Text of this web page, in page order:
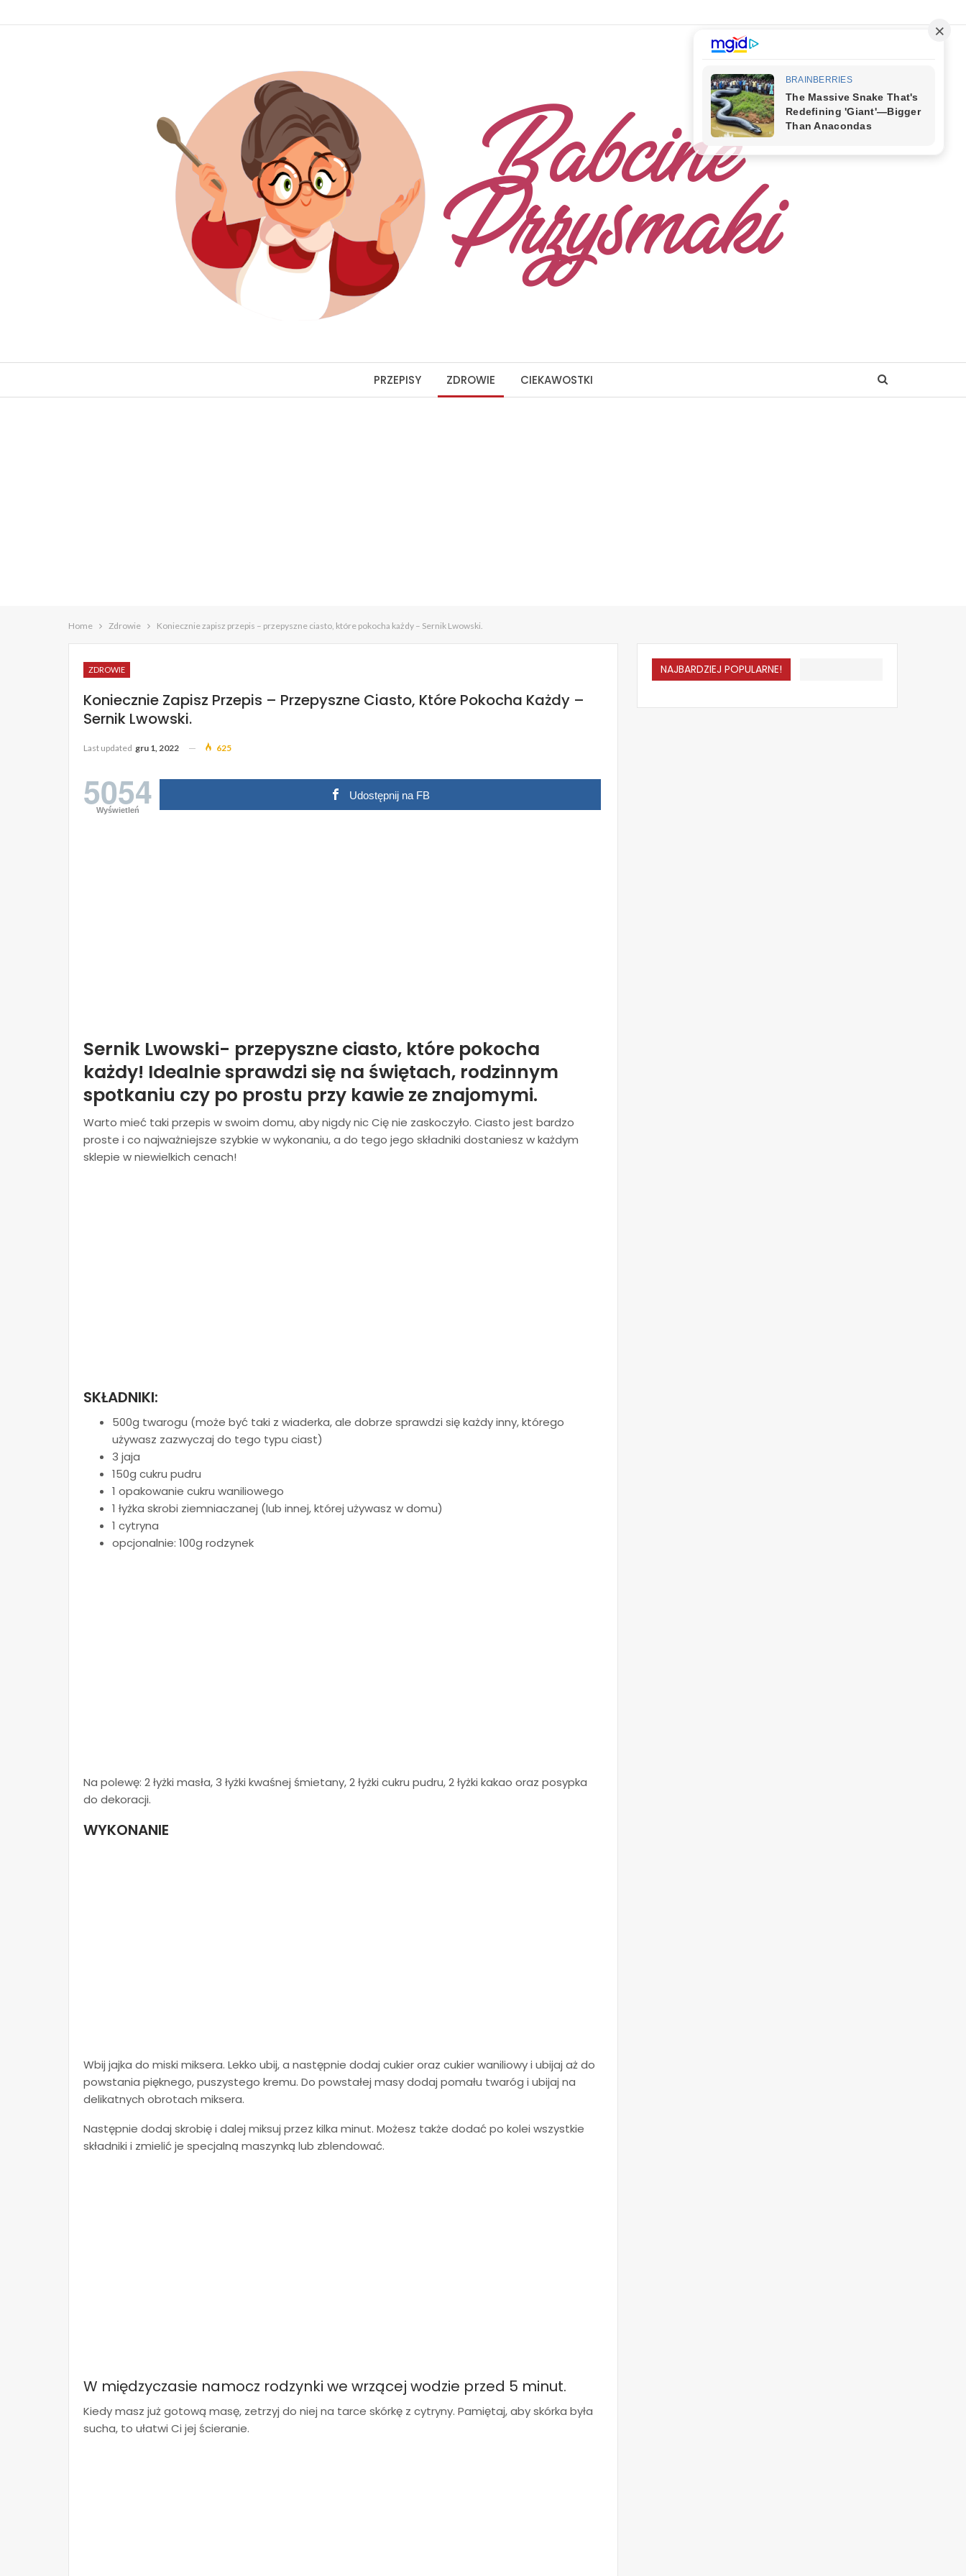
PRZEPISY ZDROWIE CIEKAWOSTKI
Home Zdrowie Koniecznie zapisz przepis – przepyszne ciasto, które pokocha każdy – Sernik Lwowski.
ZDROWIE
Koniecznie Zapisz Przepis – Przepyszne Ciasto, Które Pokocha Każdy –
Sernik Lwowski.
Last updated gru 1, 2022 625
5054
Wyświetleń
Udostępnij na FB
Sernik Lwowski- przepyszne ciasto, które pokocha
każdy! Idealnie sprawdzi się na świętach, rodzinnym
spotkaniu czy po prostu przy kawie ze znajomymi.
Warto mieć taki przepis w swoim domu, aby nigdy nic Cię nie zaskoczyło. Ciasto jest bardzo
proste i co najważniejsze szybkie w wykonaniu, a do tego jego składniki dostaniesz w każdym
sklepie w niewielkich cenach!
SKŁADNIKI:
500g twarogu (może być taki z wiaderka, ale dobrze sprawdzi się każdy inny, którego
używasz zazwyczaj do tego typu ciast)
3 jaja
150g cukru pudru
1 opakowanie cukru waniliowego
1 łyżka skrobi ziemniaczanej (lub innej, której używasz w domu)
1 cytryna
opcjonalnie: 100g rodzynek
Na polewę: 2 łyżki masła, 3 łyżki kwaśnej śmietany, 2 łyżki cukru pudru, 2 łyżki kakao oraz posypka
do dekoracji.
WYKONANIE
Wbij jajka do miski miksera. Lekko ubij, a następnie dodaj cukier oraz cukier waniliowy i ubijaj aż do
powstania pięknego, puszystego kremu. Do powstałej masy dodaj pomału twaróg i ubijaj na
delikatnych obrotach miksera.
Następnie dodaj skrobię i dalej miksuj przez kilka minut. Możesz także dodać po kolei wszystkie
składniki i zmielić je specjalną maszynką lub zblendować.
W międzyczasie namocz rodzynki we wrzącej wodzie przed 5 minut.
Kiedy masz już gotową masę, zetrzyj do niej na tarce skórkę z cytryny. Pamiętaj, aby skórka była
sucha, to ułatwi Ci jej ścieranie.
NAJBARDZIEJ POPULARNE!